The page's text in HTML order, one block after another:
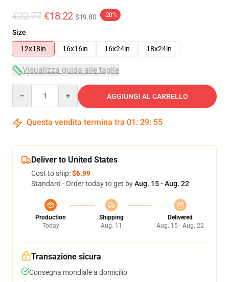
€22.77 €18.22 $19.80 -20%
Size
12x18in
16x16in 16x24in 18x24in
Visualizza guida alle taglie
AGGIUNGI AL CARRELLO
Questa vendita termina tra 01 : 29: 54
Deliver to United States
Cost to ship:$6.99
Standard - Order today to get byAug. 15 - Aug. 22
Production
Today
Shipping
Aug. 11
Delivered
Aug. 15 - Aug. 22
Transazione sicura
Consegna mondiale a domicilio